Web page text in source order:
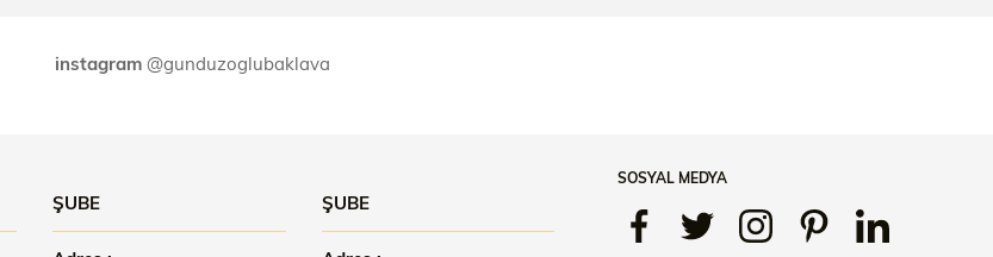
instagram@gunduzoglubaklava
ŞUBE ŞUBE
SOSYAL MEDYA